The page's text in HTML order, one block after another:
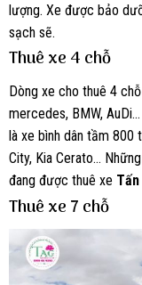
lượng. Xe được bảo
sạch sẽ.
Thuê xe 4 chỗ
Dòng xe cho thuê 4
mercedes, BMW,
là xe bình dân tầm 800
City, Kia Cerato…
đang được thuê xe
Thuê xe 7 chỗ